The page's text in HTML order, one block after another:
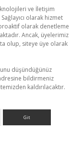
ve İletişim
olarak hizmet
olarak denetleme
Ancak, üyelerimiz
olup, siteye üye olarak
düşündüğünüz
bildirmeniz
kaldırılacaktır.